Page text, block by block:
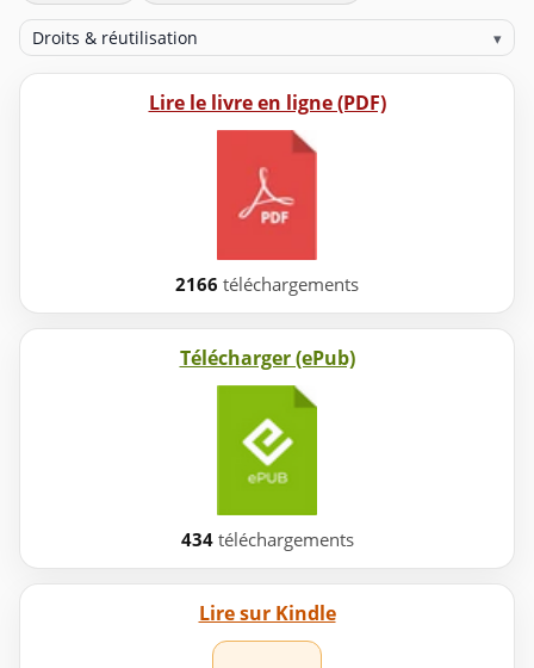
Droits & réutilisation ▾
Lire le livre en ligne (PDF)
2166 téléchargements
Télécharger (ePub)
434téléchargements
Lire sur Kindle